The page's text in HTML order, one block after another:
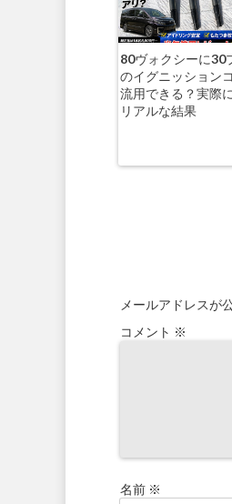
80ヴォクシーに30
のイグニッション
流用できる？実際
リアルな結果
メールアドレスが
コメント ※
名前 ※